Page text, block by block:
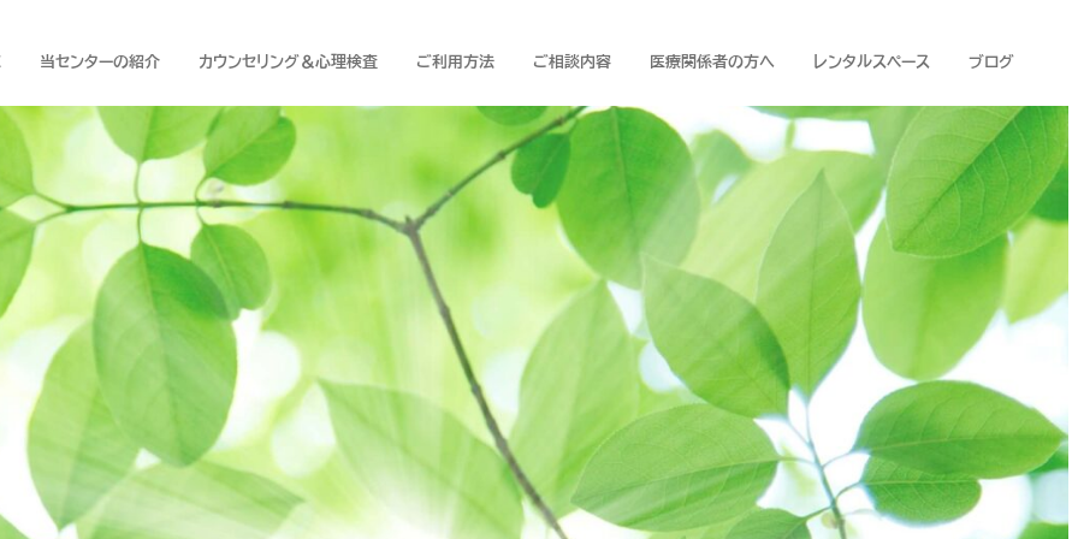
当センターの紹介 カウンセリング＆心理検査 ご利用方法 ご相談内容 医療関係者の方へ レンタルスペース ブログ